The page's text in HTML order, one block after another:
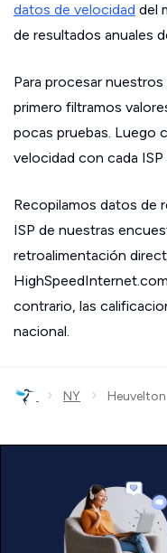
datos de velocidad del
de resultados anuales
Para procesar
primero filtramos
pocas pruebas. Luego
velocidad con cada
Recopilamos datos de
ISP de nuestras
retroalimentación
contrario, las
nacional.
› NY › Heuvelton